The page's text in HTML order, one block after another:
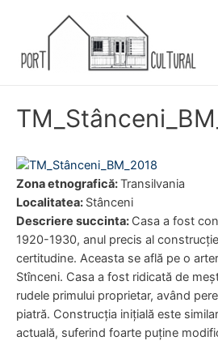
Zona etnografică:Transilvania
Localitatea: Stânceni
Descriere succinta: Casa a fost
1920-1930, anul precis al
certitudine. Aceasta se află pe o
Stînceni. Casa a fost ridicată de
rudele primului proprietar, având
piatră. Construcția inițială este
actuală, suferind foarte puține